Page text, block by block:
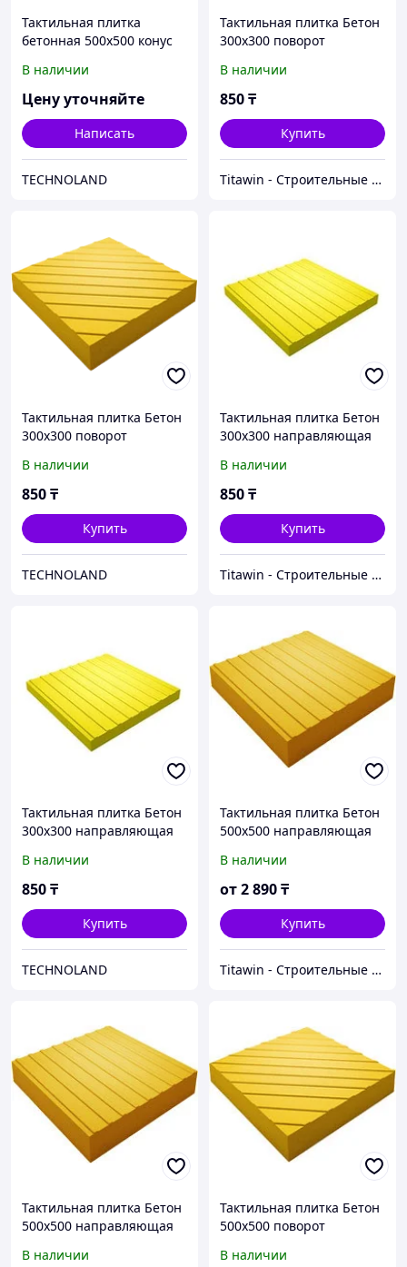
Тактильная плитка
бетонная 500х500 конус
В наличии
Цену уточняйте
Написать
TECHNOLAND
Тактильная плитка Бетон
300х300 поворот
В наличии
850₸
Купить
Titawin - Строительные материалы и оборудование
Тактильная плитка Бетон
300х300 поворот
В наличии
850₸
Купить
TECHNOLAND
Тактильная плитка Бетон
300х300 направляющая
В наличии
850₸
Купить
Titawin - Строительные материалы и оборудование
Тактильная плитка Бетон
300х300 направляющая
В наличии
850₸
Купить
TECHNOLAND
Тактильная плитка Бетон
500х500 направляющая
В наличии
от2 890₸
Купить
Titawin - Строительные материалы и оборудование
Тактильная плитка Бетон
500х500 направляющая
В наличии
Тактильная плитка Бетон
500х500 поворот
В наличии